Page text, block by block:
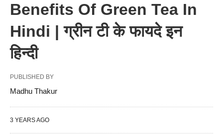
Benefits Of Green Tea In
Hindi | ग्रीन टी के फायदे इन
हिन्दी
PUBLISHED BY
Madhu Thakur
3 YEARS AGO